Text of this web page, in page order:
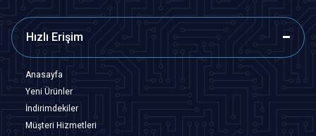
Hızlı Erişim
Anasayfa
Yeni Ürünler
İndirimdekiler
Müşteri Hizmetleri